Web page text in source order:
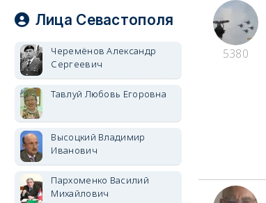
5380
Лица Севастополя
Черемёнов Александр
Сергеевич
Тавлуй Любовь Егоровна
Высоцкий Владимир
Иванович
Пархоменко Василий
Михайлович